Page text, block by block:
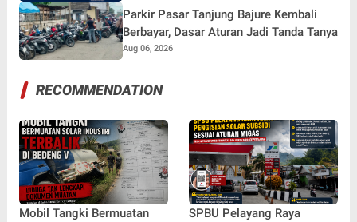
Parkir Pasar Tanjung Bajure Kembali
Berbayar, Dasar Aturan Jadi Tanda Tanya
Aug 06, 2026
RECOMMENDATION
Mobil Tangki Bermuatan
SPBU Pelayang Raya